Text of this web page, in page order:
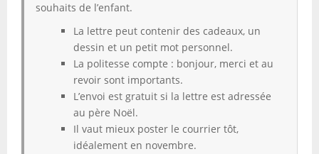
souhaits de l’enfant.
La lettre peut contenir des cadeaux, un
dessin et un petit mot personnel.
La politesse compte : bonjour, merci et au
revoir sont importants.
L’envoi est gratuit si la lettre est adressée
au père Noël.
Il vaut mieux poster le courrier tôt,
idéalement en novembre.